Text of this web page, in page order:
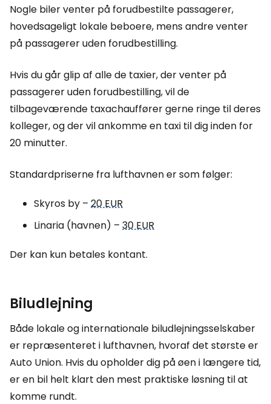
Nogle biler venter på forudbestilte passagerer,
hovedsageligt lokale beboere, mens andre venter
på passagerer uden forudbestilling.
Hvis du går glip af alle de taxier, der venter på
passagerer uden forudbestilling, vil de
tilbageværende taxachauffører gerne ringe til deres
kolleger, og der vil ankomme en taxi til dig inden for
20 minutter.
Standardpriserne fra lufthavnen er som følger:
Skyros by – 20 EUR
Linaria (havnen) – 30 EUR
Der kan kun betales kontant.
Biludlejning
Både lokale og internationale biludlejningsselskaber
er repræsenteret i lufthavnen, hvoraf det største er
Auto Union. Hvis du opholder dig på øen i længere tid,
er en bil helt klart den mest praktiske løsning til at
komme rundt.